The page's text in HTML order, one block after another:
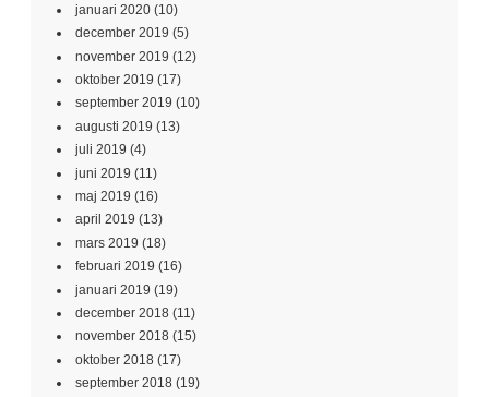
januari 2020 (10)
december 2019 (5)
november 2019 (12)
oktober 2019 (17)
september 2019 (10)
augusti 2019 (13)
juli 2019 (4)
juni 2019 (11)
maj 2019 (16)
april 2019 (13)
mars 2019 (18)
februari 2019 (16)
januari 2019 (19)
december 2018 (11)
november 2018 (15)
oktober 2018 (17)
september 2018 (19)